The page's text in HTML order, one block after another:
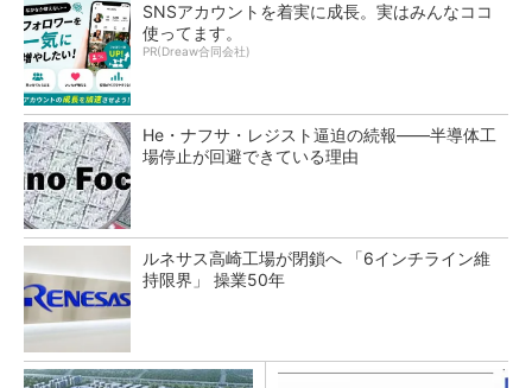
SNSアカウントを着実に成長。実はみんなココ
使ってます。
PR(Dreaw合同会社)
He・ナフサ・レジスト逼迫の続報――半導体工
場停止が回避できている理由
ルネサス高崎工場が閉鎖へ 「6インチライン維
持限界」 操業50年